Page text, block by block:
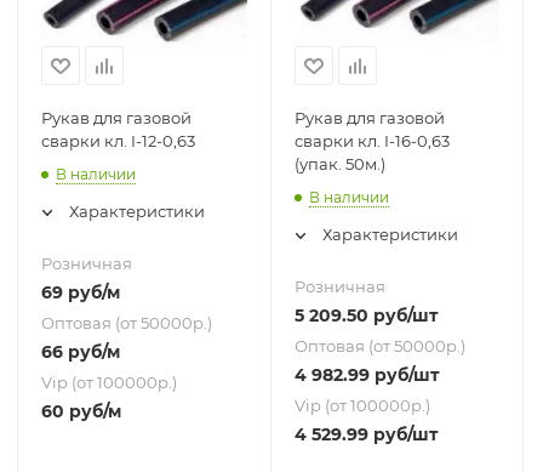
Рукав для газовой
сварки кл. I-12-0,63
В наличии
Характеристики
Розничная
69 руб/м
Оптовая (от 50000р.)
66 руб/м
Vip (от 100000р.)
60 руб/м
Рукав для газовой
сварки кл. I-16-0,63
(упак. 50м.)
В наличии
Характеристики
Розничная
5 209.50 руб/шт
Оптовая (от 50000р.)
4 982.99руб/шт
Vip (от 100000р.)
4 529.99руб/шт